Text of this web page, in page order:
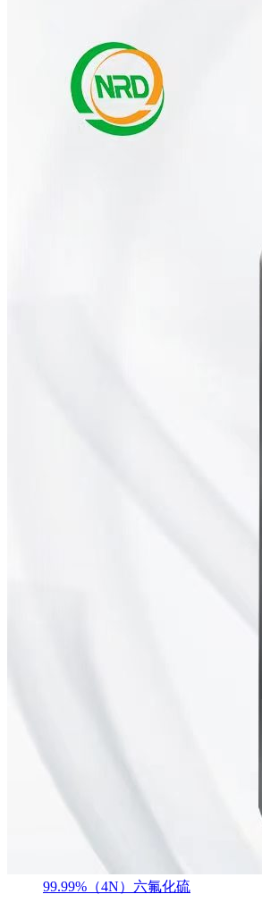
99.99%（4N）六氟化硫